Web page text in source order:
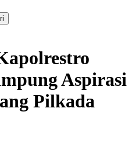
Aspirasi
Pilkada